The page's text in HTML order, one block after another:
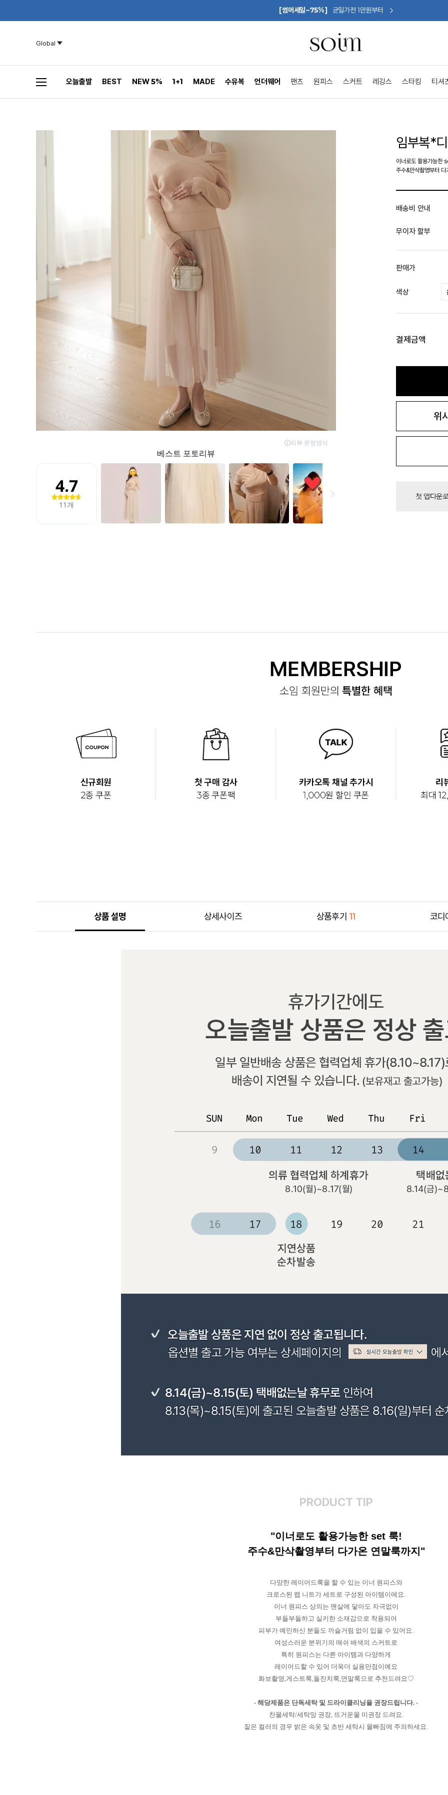
[썸머세일~75%] 균일가전 1만원부터
Global
오늘출발 BEST NEW 5% 1+1 MADE 수유복 언더웨어 팬츠 원피스 스커트 레깅스 스타킹 티셔
임부복*
이너로도 활용가능한
주수&만삭촬영부터 다
배송비 안내
무이자 할부
판매가
색상
결제금액
위
상품 설명 상세사이즈 상품후기 11 코디
PRODUCT TIP
"이너로도 활용가능한 set 룩!
주수&만삭촬영부터 다가온 연말룩까지"
다양한 레이어드룩을 할 수 있는 이너 원피스와
크로스된 랩 니트가 세트로 구성된 아이템이에요.
이너 원피스 상의는 맨살에 닿아도 자극없이
부들부들하고 실키한 소재감으로 착용되어
피부가 예민하신 분들도 까슬거림 없이 입을 수 있어요.
여성스러운 분위기의 매쉬 배색의 스커트로
특히 원피스는 다른 아이템과 다양하게
레이어드할 수 있어 더욱더 실용만점이예요
화보촬영,게스트룩,돌잔치룩,연말룩으로 추천드려요♡
- 해당제품은 단독세탁 및 드라이클리닝을 권장드립니다. -
찬물세탁/세탁망 권장, 뜨거운물 미권장 드려요.
짙은 컬러의 경우 밝은 속옷 및 초반 세탁시 물빠짐에 주의하세요.